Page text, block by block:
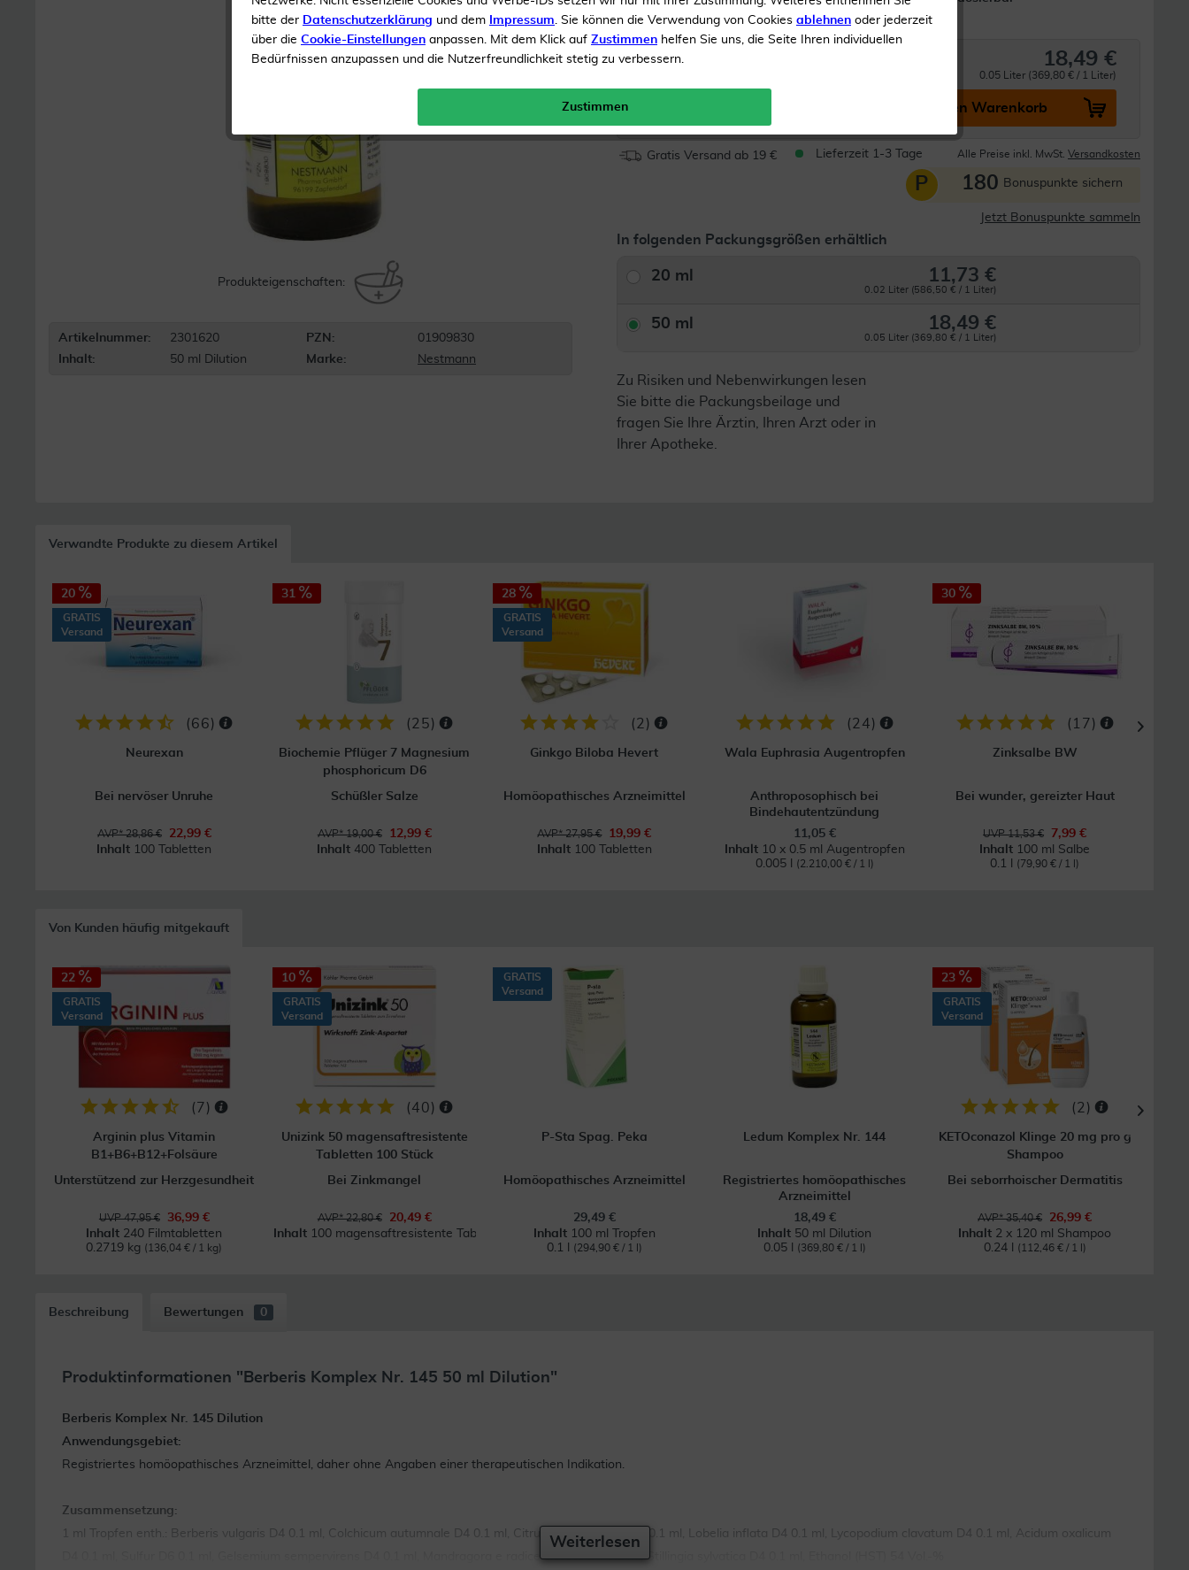
Gut verträglich
Produkteigenschaften:
Artikelnummer: 2301620 PZN:
01909830
Inhalt:
50 ml Dilution Marke: Nestmann
Inhalt50 ml Dilution 18,49 €
0.05 Liter (369,80 € / 1 Liter)
In den Warenkorb
Gratis Versand ab 19 € Lieferzeit 1-3 Tage Alle Preise inkl. MwSt. Versandkosten
P 180 Bonuspunkte sichern
Jetzt Bonuspunkte sammeln
In folgenden Packungsgrößen erhältlich
20 ml 11,73 €
0.02 Liter (586,50 € / 1 Liter)
50 ml 18,49 €
0.05 Liter (369,80 € / 1 Liter)
Zu Risiken und Nebenwirkungen lesen
Sie bitte die Packungsbeilage und
fragen Sie Ihre Ärztin, Ihren Arzt oder in
Ihrer Apotheke.
Verwandte Produkte zu diesem Artikel
20
GRATIS
Versand
(66)
Neurexan
Bei nervöser Unruhe
AVP* 28,86 €
22,99 €
Inhalt 100 Tabletten
31
(25)
Biochemie Pflüger 7 Magnesium
phosphoricum D6
Schüßler Salze
AVP* 19,00 €
12,99 €
Inhalt 400 Tabletten
28
GRATIS
Versand
(2 )
Ginkgo Biloba Hevert
Homöopathisches Arzneimittel
AVP* 27,95 €
19,99 €
Inhalt 100 Tabletten
(24)
Wala Euphrasia Augentropfen
Anthroposophisch bei
Bindehautentzündung
11,05 €
Inhalt 10 x 0.5 ml Augentropfen
0.005 l
(2.210,00 € / 1 l)
30
( 17 )
Zinksalbe BW
Bei wunder, gereizter Haut
UVP 11,53 €
7,99 €
Inhalt 100 ml Salbe
0.1 l
(79,90 € / 1 l)
Von Kunden häufig mitgekauft
22
GRATIS
Versand
( 7 )
Arginin plus Vitamin
B1+B6+B12+Folsäure
Unterstützend zur Herzgesundheit
UVP 47,95 €
36,99 €
Inhalt 240 Filmtabletten
0.2719 kg (136,04 € / 1 kg)
10
GRATIS
Versand
(40)
Unizink 50 magensaftresistente
Tabletten 100 Stück
Bei Zinkmangel
AVP* 22,80 €
20,49 €
Inhalt 100 magensaftresistente Tabl.
GRATIS
Versand
P-Sta Spag. Peka
Homöopathisches Arzneimittel
29,49 €
Inhalt 100 ml Tropfen
0.1 l
(294,90 € / 1 l)
Ledum Komplex Nr. 144
Registriertes homöopathisches
Arzneimittel
18,49 €
Inhalt 50 ml Dilution
0.05 l
(369,80 € / 1 l)
23
GRATIS
Versand
(2 )
KETOconazol Klinge 20 mg pro g
Shampoo
Bei seborrhoischer Dermatitis
AVP* 35,40 €
26,99 €
Inhalt 2 x 120 ml Shampoo
0.24 l
(112,46 € / 1 l)
Beschreibung Bewertungen 0
Produktinformationen "Berberis Komplex Nr. 145 50 ml Dilution"
Berberis Komplex Nr. 145 Dilution
Anwendungsgebiet:
Registriertes homöopathisches Arzneimittel, daher ohne Angaben einer therapeutischen Indikation.
Zusammensetzung:
1 ml Tropfen enth.: Berberis vulgaris D4 0.1 ml, Colchicum autumnale D4 0.1 ml, Citrullus colocynthis D4 0.1 ml, Lobelia inflata D4 0.1 ml, Lycopodium clavatum D4 0.1 ml, Acidum oxalicum
D4 0.1 ml, Sulfur D6 0.1 ml, Gelsemium sempervirens D4 0.1 ml, Mandragora e radice siccata D4 0.1 ml, Stillingia sylvatica D4 0.1 ml, Ethanol (HST) 54 Vol.-%
Weiterlesen
bitte der Datenschutzerklärung und dem Impressum. Sie können die Verwendung von Cookies ablehnen oder jederzeit
über die Cookie-Einstellungen anpassen. Mit dem Klick auf Zustimmen helfen Sie uns, die Seite Ihren individuellen
Bedürfnissen anzupassen und die Nutzerfreundlichkeit stetig zu verbessern.
Zustimmen